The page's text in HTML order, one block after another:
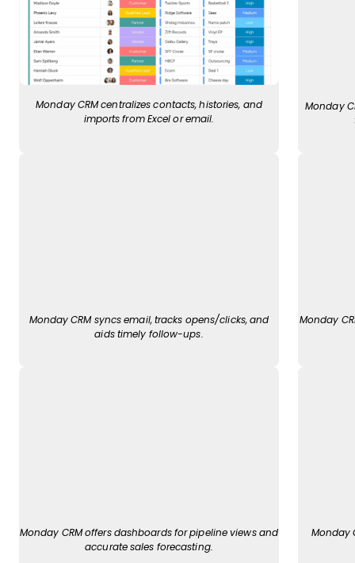
Monday CRM centralizes contacts, histories, and
imports from Excel or email.
Monday
Monday CRM syncs email, tracks opens/clicks, and
aids timely follow-ups.
Monday
Monday CRM offers dashboards for pipeline views and
accurate sales forecasting.
Monday